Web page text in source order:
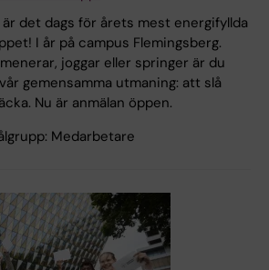
det dags för årets mest energifyllda
I år på campus Flemingsberg.
joggar eller springer är du
gemensamma utmaning: att slå
Nu är anmälan öppen.
Medarbetare